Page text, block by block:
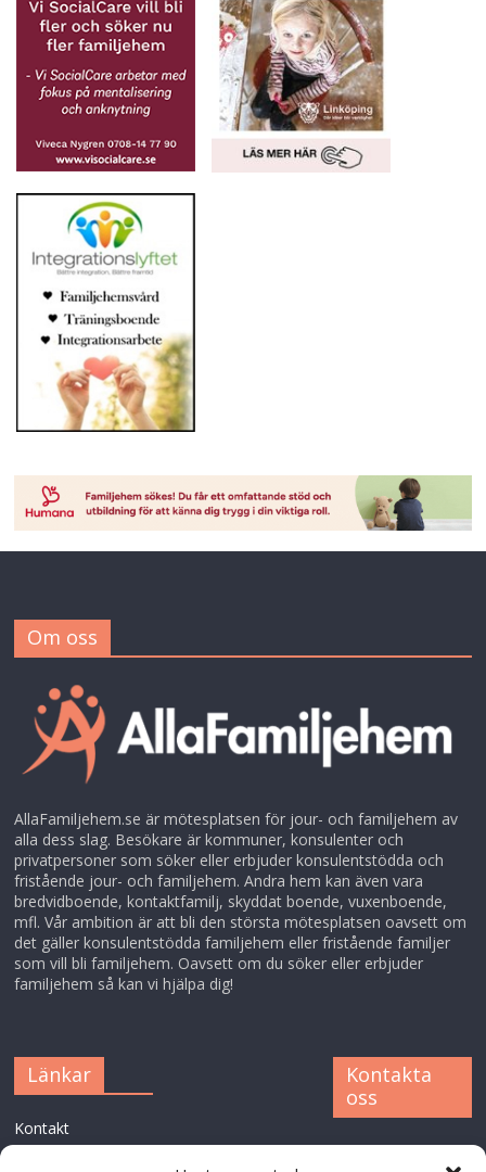
Om oss
AllaFamiljehem.se är mötesplatsen för jour- och familjehem av
alla dess slag. Besökare är kommuner, konsulenter och
privatpersoner som söker eller erbjuder konsulentstödda och
fristående jour- och familjehem. Andra hem kan även vara
bredvidboende, kontaktfamilj, skyddat boende, vuxenboende,
mfl. Vår ambition är att bli den största mötesplatsen oavsett om
det gäller konsulentstödda familjehem eller fristående familjer
som vill bli familjehem. Oavsett om du söker eller erbjuder
familjehem så kan vi hjälpa dig!
Länkar
Kontakt
Kontakta
oss
XFAM AB